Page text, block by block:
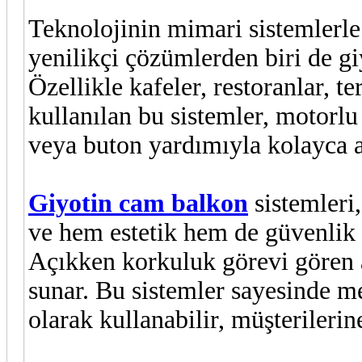
Teknolojinin mimari sistemlerle
yenilikçi çözümlerden biri de
Özellikle kafeler, restoranlar,
kullanılan bu sistemler, motorlu
veya buton yardımıyla kolayca
Giyotin cam balkon
ve hem estetik hem de güvenlik
Açıkken korkuluk görevi
sunar. Bu sistemler sayesinde
olarak kullanabilir,